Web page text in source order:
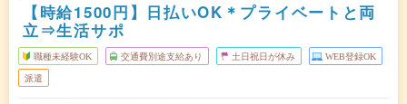
【時給1500円】日払いOK＊プライベートと両
立⇒生活サポ
職種未経験OK 交通費別途支給あり 土日祝日が休み WEB登録OK
派遣